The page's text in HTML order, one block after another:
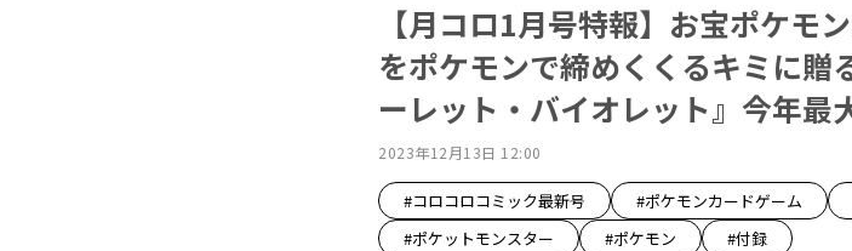
【月コロ1月号特報】お宝ポケモ
をポケモンで締めくくるキミに贈
ーレット・バイオレット』今年
2023年12月13日 12:00
#コロコロコミック最新号 #ポケモンカードゲーム
#ポケットモンスター
#ポケモン #付録